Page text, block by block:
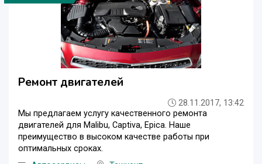
Ремонт двигателей
28.11.2017, 13:42
Мы предлагаем услугу качественного ремонта
двигателей для Malibu, Captiva, Epica. Наше
преимущество в высоком качестве работы при
оптимальных сроках.